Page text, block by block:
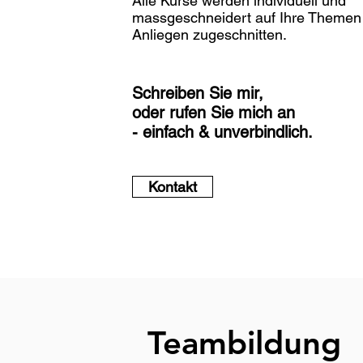
massgeschneidert auf Ihre
Anliegen zugeschnitten.
Schreiben Sie mir,
oder rufen Sie mich an
- einfach & unverbindlich.
Kontakt
Teambildung